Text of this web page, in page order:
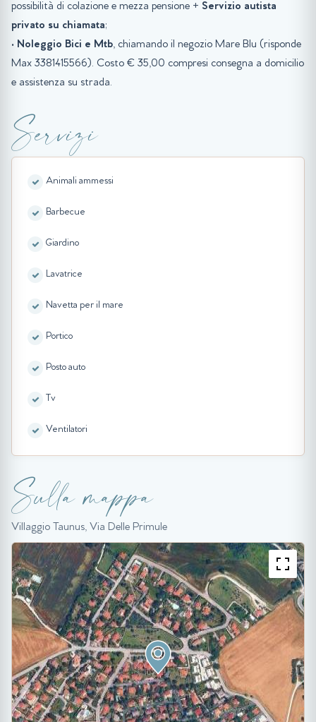
possibilità di colazione e mezza pensione + Servizio autista
privato su chiamata;
• Noleggio Bici e Mtb, chiamando il negozio Mare Blu (risponde
Max 3381415566). Costo € 35,00 compresi consegna a domicilio
e assistenza su strada.
Servizi
Animali ammessi
Barbecue
Giardino
Lavatrice
Navetta per il mare
Portico
Posto auto
Tv
Ventilatori
Sulla mappa
Villaggio Taunus, Via Delle Primule